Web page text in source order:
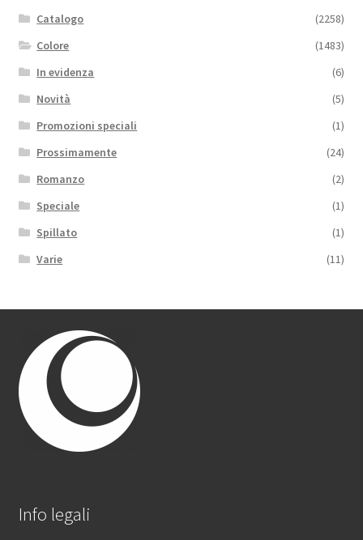
Catalogo
(2258)
Colore
(1483)
In evidenza
(6)
Novità
(5)
Promozioni speciali
(1)
Prossimamente
(24)
Romanzo
(2)
Speciale
(1)
Spillato
(1)
Varie
(11)
Info legali